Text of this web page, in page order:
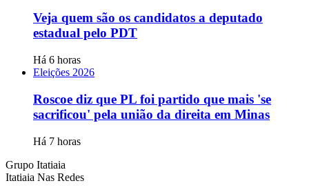
Veja quem são os candidatos a deputado
estadual pelo PDT
Há 6 horas
Eleições 2026
Roscoe diz que PL foi partido que mais 'se
sacrificou' pela união da direita em Minas
Há 7 horas
Grupo Itatiaia
Itatiaia Nas Redes